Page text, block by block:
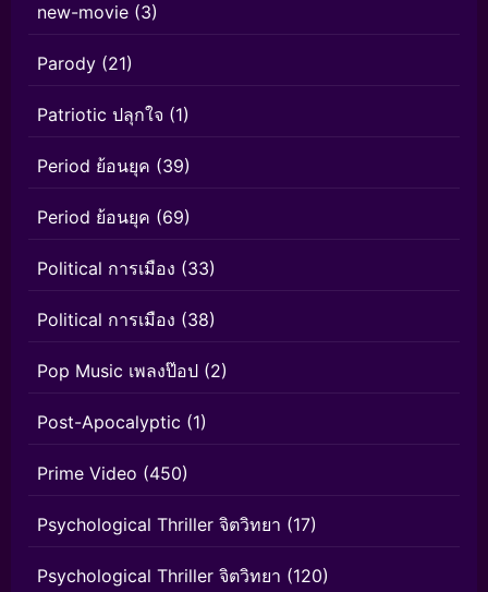
new-movie (3)
Parody (21)
Patriotic ปลุกใจ (1)
Period ย้อนยุค (39)
Period ย้อนยุค (69)
Political การเมือง (33)
Political การเมือง (38)
Pop Music เพลงป๊อป (2)
Post-Apocalyptic (1)
Prime Video (450)
Psychological Thriller จิตวิทยา (17)
Psychological Thriller จิตวิทยา (120)